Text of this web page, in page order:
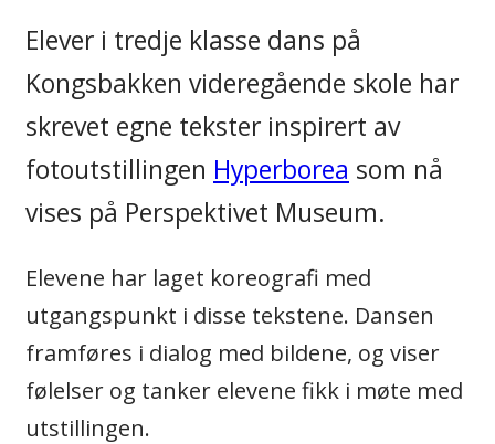
Elever i tredje klasse dans på
Kongsbakken videregående skole har
skrevet egne tekster inspirert av
fotoutstillingen Hyperborea som nå
vises på Perspektivet Museum.
Elevene har laget koreografi med
utgangspunkt i disse tekstene. Dansen
framføres i dialog med bildene, og viser
følelser og tanker elevene fikk i møte med
utstillingen.